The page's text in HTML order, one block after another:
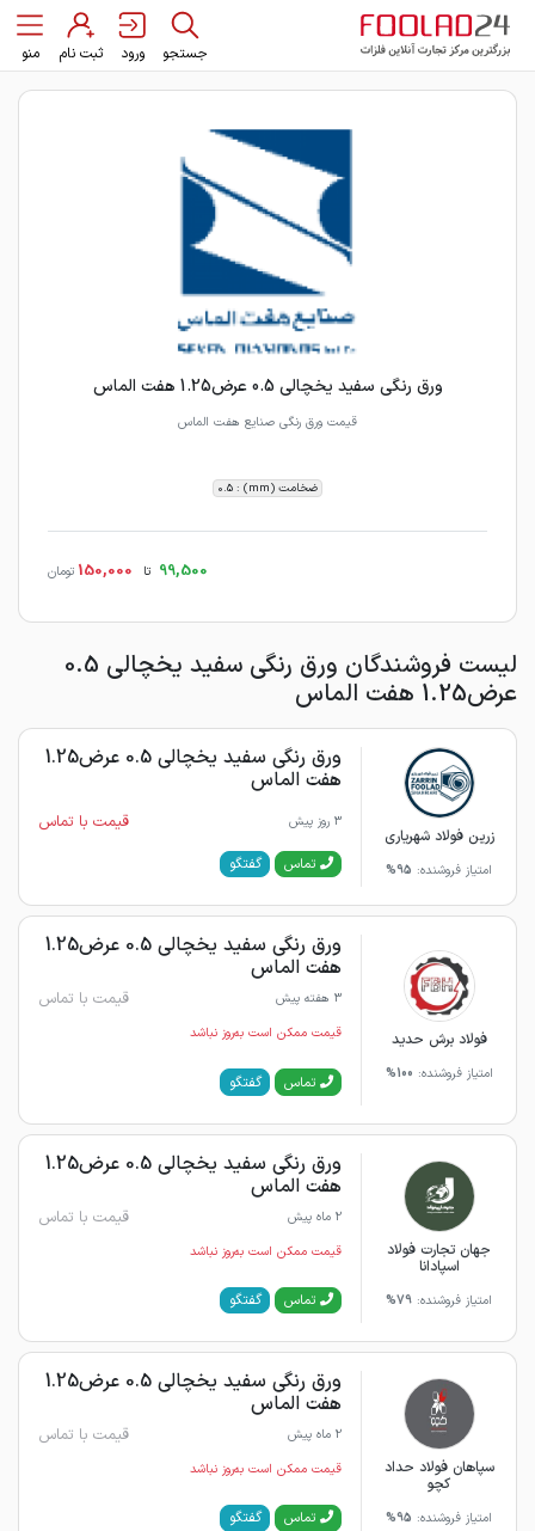
جستجو ورود ثبت نام منو
ورق رنگی سفید یخچالی 0.5 عرض1.25 هفت الماس
قیمت ورق رنگی صنایع هفت الماس
ضخامت (mm) : 0.5
99,500 تا 150,000 تومان
لیست فروشندگان ورق رنگی سفید یخچالی 0.5
عرض1.25 هفت الماس
زرین فولاد شهریاری
امتیاز فروشنده: 95%
ورق رنگی سفید یخچالی 0.5 عرض1.25
هفت الماس
3 روز پیش قیمت با تماس
تماس گفتگو
فولاد برش حدید
امتیاز فروشنده: 100%
ورق رنگی سفید یخچالی 0.5 عرض1.25
هفت الماس
3 هفته پیش قیمت با تماس
قیمت ممکن است به‌روز نباشد
تماس گفتگو
جهان تجارت فولاد
اسپادانا
امتیاز فروشنده: 79%
ورق رنگی سفید یخچالی 0.5 عرض1.25
هفت الماس
2 ماه پیش قیمت با تماس
قیمت ممکن است به‌روز نباشد
تماس گفتگو
سپاهان فولاد حداد
کچو
امتیاز فروشنده: 95%
ورق رنگی سفید یخچالی 0.5 عرض1.25
هفت الماس
2 ماه پیش قیمت با تماس
قیمت ممکن است به‌روز نباشد
تماس گفتگو